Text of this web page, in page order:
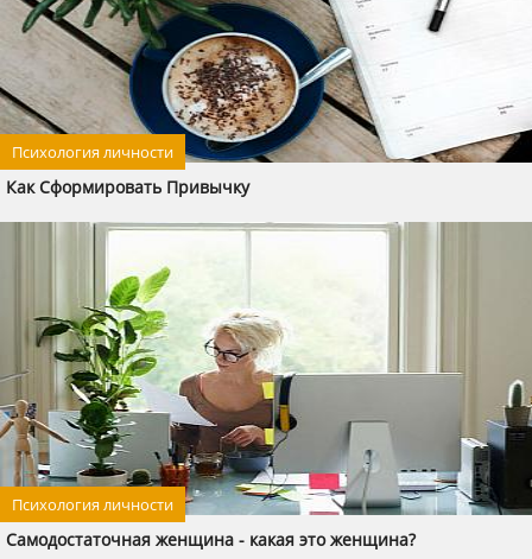
Психология личности
Как Сформировать Привычку
Психология личности
Самодостаточная женщина - какая это женщина?